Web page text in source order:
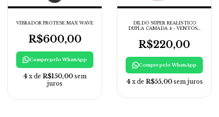
VIBRADOR PROTESE MAX WAVE
R$600,00
Compre pelo WhatsApp
4 x de R$150,00 sem
juros
DILDO SUPER REALISTICO
DUPLA CAMADA 4 - VENTOSA
R$220,00
Compre pelo WhatsApp
4 x de R$55,00 sem juros